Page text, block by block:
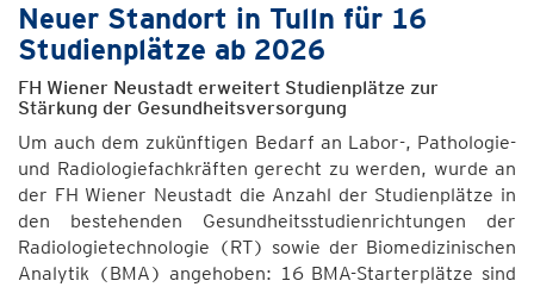
Neuer Standort in Tulln für 16
Studienplätze ab 2026
FH Wiener Neustadt erweitert Studienplätze zur
Stärkung der Gesundheitsversorgung
Um auch dem zukünftigen Bedarf an Labor-, Pathologie-
und Radiologiefachkräften gerecht zu werden, wurde an
der FH Wiener Neustadt die Anzahl der Studienplätze in
den bestehenden Gesundheitsstudienrichtungen der
Radiologietechnologie (RT) sowie der Biomedizinischen
Analytik (BMA) angehoben: 16 BMA-Starterplätze sind